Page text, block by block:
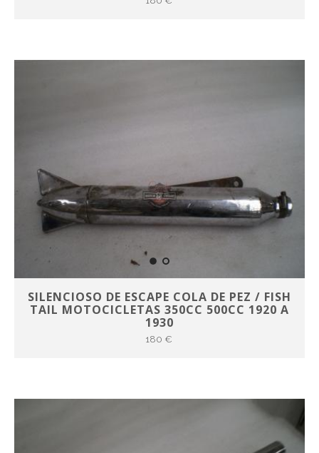
SILENCIOSO DE ESCAPE COLA DE PEZ / FISH
TAIL MOTOCICLETAS 350CC 500CC 1920 A
1930
180 €